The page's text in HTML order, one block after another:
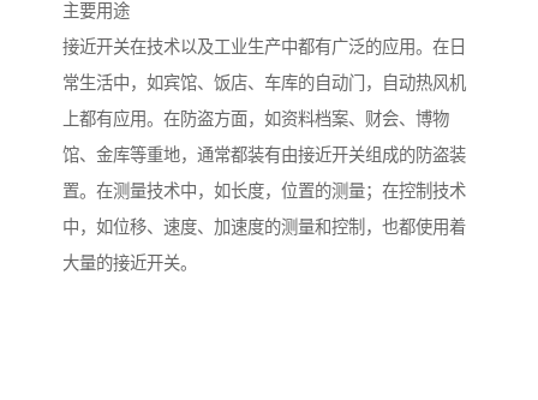
主要用途
接近开关在技术以及工业生产中都有广泛的应用。在日
常生活中，如宾馆、饭店、车库的自动门，自动热风机
上都有应用。在防盗方面，如资料档案、财会、博物
馆、金库等重地，通常都装有由接近开关组成的防盗装
置。在测量技术中，如长度，位置的测量；在控制技术
中，如位移、速度、加速度的测量和控制，也都使用着
大量的接近开关。